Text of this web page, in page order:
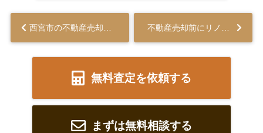
無料査定を依頼する
まずは無料相談する